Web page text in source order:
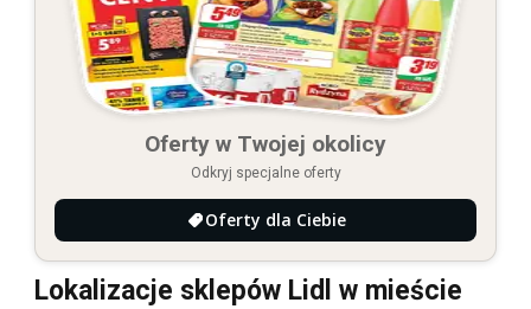
Oferty w Twojej okolicy
Odkryj specjalne oferty
Oferty dla Ciebie
Lokalizacje sklepów Lidl w mieście